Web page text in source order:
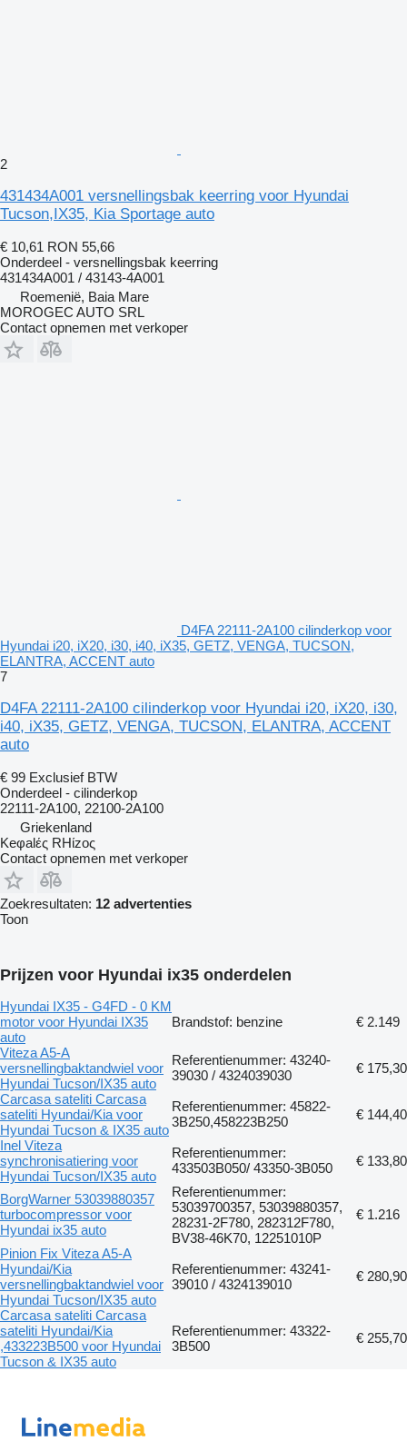
2
431434A001 versnellingsbak keerring voor Hyundai
Tucson,IX35, Kia Sportage auto
€ 10,61 RON 55,66
Onderdeel - versnellingsbak keerring
431434A001 / 43143-4A001
Roemenië, Baia Mare
MOROGEC AUTO SRL
Contact opnemen met verkoper
D4FA 22111-2A100 cilinderkop voor
Hyundai i20, iX20, i30, i40, iX35, GETZ, VENGA, TUCSON,
ELANTRA, ACCENT auto
7
D4FA 22111-2A100 cilinderkop voor Hyundai i20, iX20, i30,
i40, iX35, GETZ, VENGA, TUCSON, ELANTRA, ACCENT
auto
€ 99 Exclusief BTW
Onderdeel - cilinderkop
22111-2A100, 22100-2A100
Griekenland
Keφalές RHίzoς
Contact opnemen met verkoper
Zoekresultaten: 12 advertenties
Toon
Prijzen voor Hyundai ix35 onderdelen
Hyundai IX35 - G4FD - 0 KM
motor voor Hyundai IX35
auto
Brandstof: benzine
€ 2.149
Viteza A5-A
versnellingbaktandwiel voor
Hyundai Tucson/IX35 auto
Referentienummer: 43240-
39030 / 4324039030
€ 175,30
Carcasa sateliti Carcasa
sateliti Hyundai/Kia voor
Hyundai Tucson & IX35 auto
Referentienummer: 45822-
3B250,458223B250
€ 144,40
Inel Viteza
synchronisatiering voor
Hyundai Tucson/IX35 auto
Referentienummer:
433503B050/ 43350-3B050
€ 133,80
BorgWarner 53039880357
turbocompressor voor
Hyundai ix35 auto
Referentienummer:
53039700357, 53039880357,
28231-2F780, 282312F780,
BV38-46K70, 12251010P
€ 1.216
Pinion Fix Viteza A5-A
Hyundai/Kia
versnellingbaktandwiel voor
Hyundai Tucson/IX35 auto
Referentienummer: 43241-
39010 / 4324139010
€ 280,90
Carcasa sateliti Carcasa
sateliti Hyundai/Kia
,433223B500 voor Hyundai
Tucson & IX35 auto
Referentienummer: 43322-
3B500
€ 255,70